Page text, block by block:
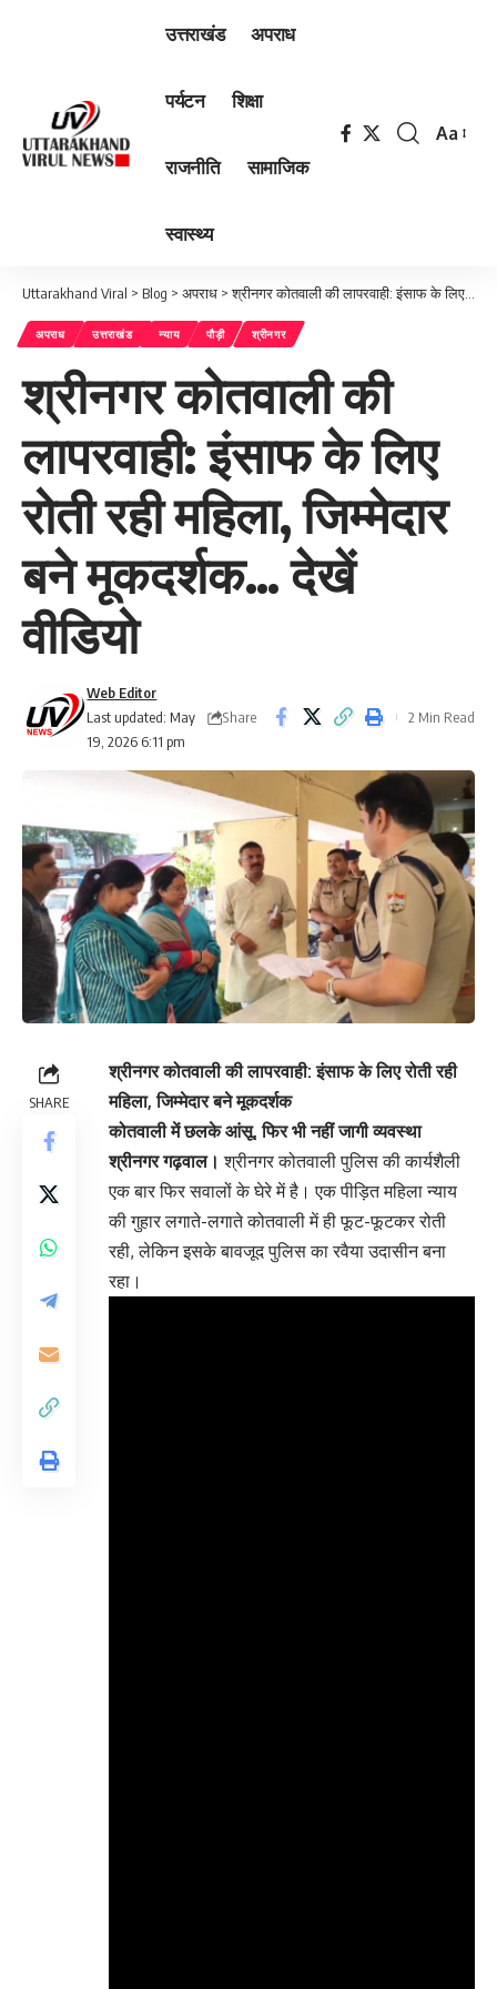
उत्तराखंड अपराध
पर्यटन शिक्षा
राजनीति सामाजिक
स्वास्थ्य
Font
Aa
Uttarakhand Viral > Blog > अपराध >श्रीनगर कोतवाली की लापरवाही: इंसाफ के लिए रोती रही महिला, जिम्मेदार बने मूकदर्शक… देखें वीडियो
अपराध उत्तराखंड न्याय पौड़ी श्रीनगर
श्रीनगर कोतवाली की
लापरवाही: इंसाफ के लिए
रोती रही महिला, जिम्मेदार
बने मूकदर्शक… देखें
वीडियो
Last updated: May
19, 2026 6:11 pm
Web Editor
Share
2 Min Read
SHARE
श्रीनगर कोतवाली की लापरवाही: इंसाफ के लिए रोती रही
महिला, जिम्मेदार बने मूकदर्शक
कोतवाली में छलके आंसू, फिर भी नहीं जागी व्यवस्था
श्रीनगर गढ़वाल। श्रीनगर कोतवाली पुलिस की कार्यशैली
एक बार फिर सवालों के घेरे में है। एक पीड़ित महिला न्याय
की गुहार लगाते-लगाते कोतवाली में ही फूट-फूटकर रोती
रही, लेकिन इसके बावजूद पुलिस का रवैया उदासीन बना
रहा।